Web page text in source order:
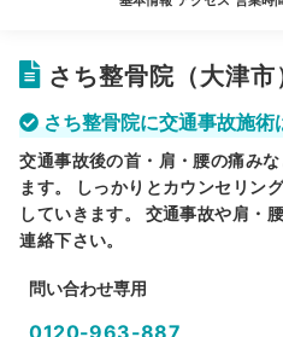
さち整骨院（大津
さち整骨院に交通事故施術
交通事故後の首・肩・腰の痛み
ます。 しっかりとカウンセリン
していきます。 交通事故や肩・
連絡下さい。
問い合わせ専用
0120-963-887